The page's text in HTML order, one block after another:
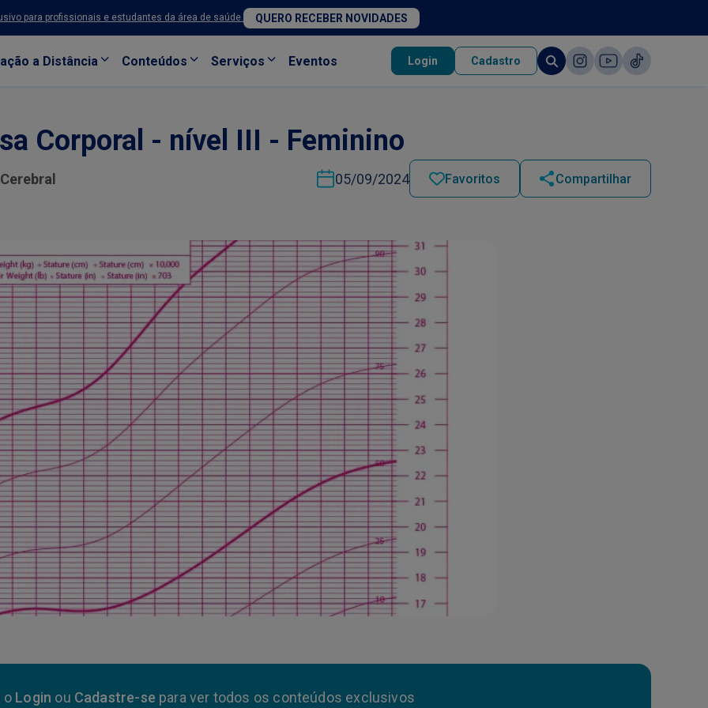
para profissionais e estudantes da área de saúde. QUERO RECEBER NOVIDADES
a Distância Conteúdos Serviços Eventos Login Cadastro
Corporal - nível III - Feminino
05/09/2024 Favoritos Compartilhar
o Login ou Cadastre-se para ver todos os conteúdos exclusivos